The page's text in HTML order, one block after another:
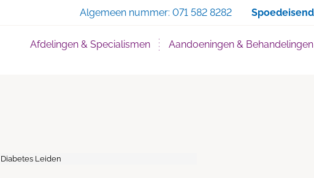
Algemeen nummer: 071 582 8282
Afdelingen & Specialismen Aandoeningen & Behandelingen
Leiden